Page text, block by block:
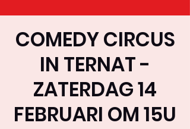
COMEDY CIRCUS
IN TERNAT -
ZATERDAG 14
FEBRUARI OM 15U